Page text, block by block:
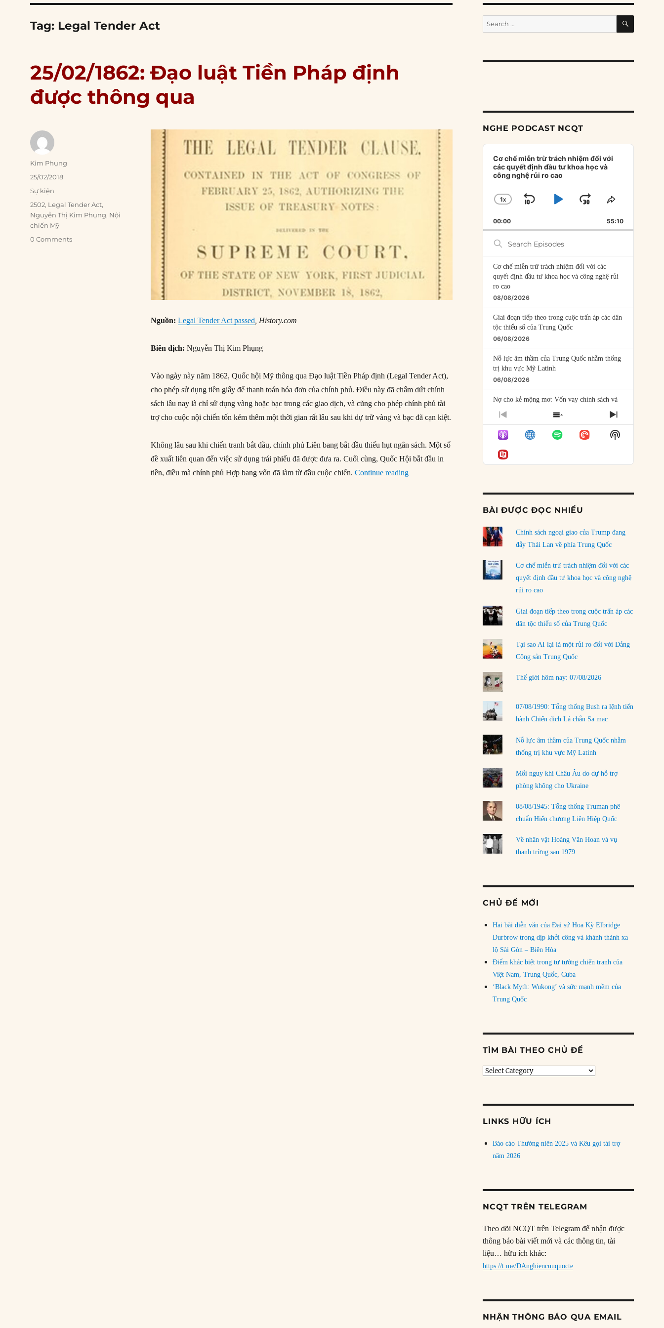
Tag: Legal Tender Act
25/02/1862: Đạo luật Tiền Pháp định
được thông qua
Nguồn: Legal Tender Act passed , History.com
Biên dịch: Nguyễn Thị Kim Phụng
Vào ngày này năm 1862, Quốc hội Mỹ thông qua Đạo luật Tiền Pháp định (Legal Tender Act),
cho phép sử dụng tiền giấy để thanh toán hóa đơn của chính phủ. Điều này đã chấm dứt chính
sách lâu nay là chỉ sử dụng vàng hoặc bạc trong các giao dịch, và cũng cho phép chính phủ tài
trợ cho cuộc nội chiến tốn kém thêm một thời gian rất lâu sau khi dự trữ vàng và bạc đã cạn kiệt.
Không lâu sau khi chiến tranh bắt đầu, chính phủ Liên bang bắt đầu thiếu hụt ngân sách. Một số
đề xuất liên quan đến việc sử dụng trái phiếu đã được đưa ra. Cuối cùng, Quốc Hội bắt đầu in
tiền, điều mà chính phủ Hợp bang vốn đã làm từ đầu cuộc chiến.Continue reading“25/02/1862: Đạo luật Tiền Pháp định được thông qua”
Author
Kim Phụng
Posted
25/02/2018
Categories
Sự kiện
Tags
2502, Legal Tender Act,
Nguyễn Thị Kim Phụng, Nội
chiến Mỹ
0 Comments
Search
for:
SEARCH
NGHE PODCAST NCQT
Audio
Player
Cơ chế miễn trừ trách nhiệm đối với
các quyết định đầu tư khoa học và
công nghệ rủi ro cao
CHANGE
RATE
1X
SKIP
BACKWARD
PLAYJUMP
FORWARD
SHARE
EPISODE
00:00 55:10
Search
Episodes
Cơ chế miễn trừ trách nhiệm đối với các
quyết định đầu tư khoa học và công nghệ rủi
ro cao
08/08/2026
Giai đoạn tiếp theo trong cuộc trấn áp các dân
tộc thiểu số của Trung Quốc
06/08/2026
Nỗ lực âm thầm của Trung Quốc nhằm thống
trị khu vực Mỹ Latinh
06/08/2026
Nợ cho kẻ mộng mơ: Vốn vay chính sách và
giới hạn của việc cho startup vay vốn
Mỹ Latinh đang trở thành “phòng thí nghiệm”
của phe cánh hữu mới
04/08/2026
Ngoại trưởng Nhật Bản?
Dương
03/08/2026
Đặt cược vào thất bại: Các quỹ đầu tư mạo
hiểm quốc gia và khía cạnh chính trị của vốn
02/08/2026
Làm thế nào để kết thúc Chiến tranh Iran?
01/08/2026
Chiến lược kế tiếp của Bắc Kinh ở Biển Đông
31/07/2026
LOAD MORE
PREVIOUS
EPISODE
SHOW
EPISODES
LIST
NEXT
EPISODE
Show
Podcast
BÀI ĐƯỢC ĐỌC NHIỀU
Chính sách ngoại giao của Trump đang
đẩy Thái Lan về phía Trung Quốc
Cơ chế miễn trừ trách nhiệm đối với các
quyết định đầu tư khoa học và công nghệ
rủi ro cao
Giai đoạn tiếp theo trong cuộc trấn áp các
dân tộc thiểu số của Trung Quốc
Tại sao AI lại là một rủi ro đối với Đảng
Cộng sản Trung Quốc
Thế giới hôm nay: 07/08/2026
07/08/1990: Tổng thống Bush ra lệnh tiến
hành Chiến dịch Lá chắn Sa mạc
Nỗ lực âm thầm của Trung Quốc nhằm
thống trị khu vực Mỹ Latinh
Mối nguy khi Châu Âu do dự hỗ trợ
phòng không cho Ukraine
08/08/1945: Tổng thống Truman phê
chuẩn Hiến chương Liên Hiệp Quốc
Về nhân vật Hoàng Văn Hoan và vụ
thanh trừng sau 1979
CHỦ ĐỀ MỚI
Hai bài diễn văn của Đại sứ Hoa Kỳ Elbridge
Durbrow trong dịp khởi công và khánh thành xa
lộ Sài Gòn – Biên Hòa
Điểm khác biệt trong tư tưởng chiến tranh của
Việt Nam, Trung Quốc, Cuba
‘Black Myth: Wukong’ và sức mạnh mềm của
Trung Quốc
TÌM BÀI THEO CHỦ ĐỀ
Tìm
LINKS HỮU ÍCH
Báo cáo Thường niên 2025 và Kêu gọi tài trợ
năm 2026
NCQT TRÊN TELEGRAM
Theo dõi NCQT trên Telegram để nhận được
thông báo bài viết mới và các thông tin, tài
liệu… hữu ích khác:
https://t.me/DAnghiencuuquocte
NHẬN THÔNG BÁO QUA EMAIL